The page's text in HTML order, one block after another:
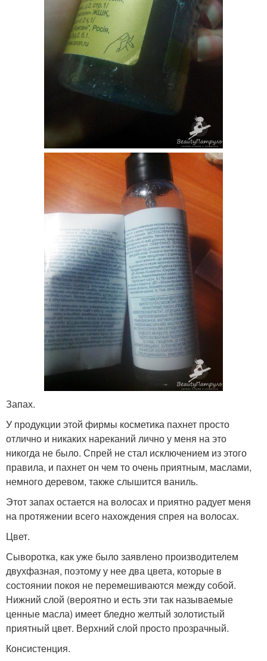
Запах.
У продукции этой фирмы косметика пахнет просто
отлично и никаких нареканий лично у меня на это
никогда не было. Спрей не стал исключением из этого
правила, и пахнет он чем то очень приятным, маслами,
немного деревом, также слышится ваниль.
Этот запах остается на волосах и приятно радует меня
на протяжении всего нахождения спрея на волосах.
Цвет.
Сыворотка, как уже было заявлено производителем
двухфазная, поэтому у нее два цвета, которые в
состоянии покоя не перемешиваются между собой.
Нижний слой (вероятно и есть эти так называемые
ценные масла) имеет бледно желтый золотистый
приятный цвет. Верхний слой просто прозрачный.
Консистенция.